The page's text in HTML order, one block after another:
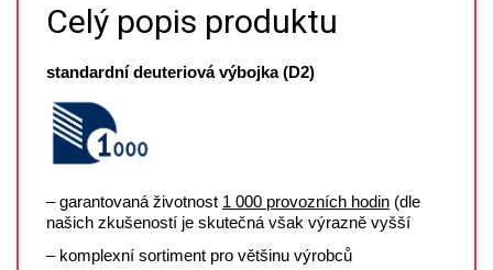
TAVENÍ
LISOVÁNÍ
STANDARDNÍ ROZTOKY A RM
DETEKTORY HPLC
Celý popis produktu
standardní deuteriová výbojka (D2)
– garantovaná životnost 1 000 provozních hodin (dle
našich zkušeností je skutečná však výrazně vyšší
– komplexní sortiment pro většinu výrobců